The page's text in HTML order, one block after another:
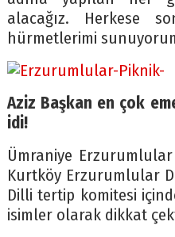
alacağız. Herkese
hürmetlerimi
Aziz Başkan en çok
idi!
Ümraniye Erzurumlular
Kurtköy Erzurumlular
Dilli tertip komitesi
isimler olarak dikkat